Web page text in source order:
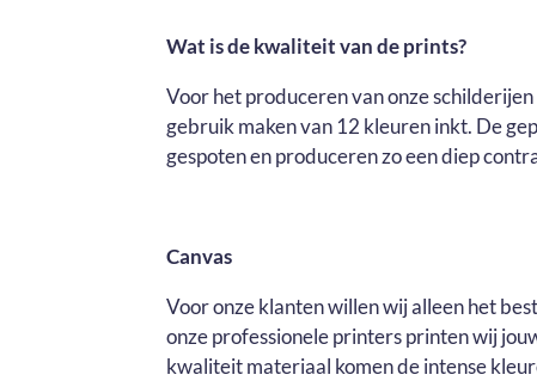
Wat is de kwaliteit van de prints?
Voor het produceren van onze
gebruik maken van 12 kleuren inkt. De
gespoten en produceren zo een diep
Canvas
Voor onze klanten willen wij alleen het
onze professionele printers printen wij
kwaliteit materiaal komen de intense